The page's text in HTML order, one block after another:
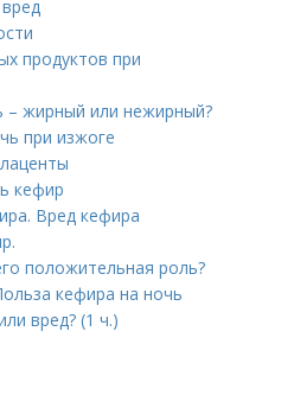
продуктов при
– жирный или нежирный?
при изжоге
кефир
Вред кефира
положительная роль?
кефира на ночь
вред? (1 ч.)